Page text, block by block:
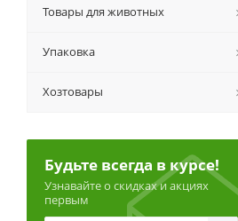
Товары для животных
Упаковка
Хозтовары
Будьте всегда в курсе!
Узнавайте о скидках и акциях
первым